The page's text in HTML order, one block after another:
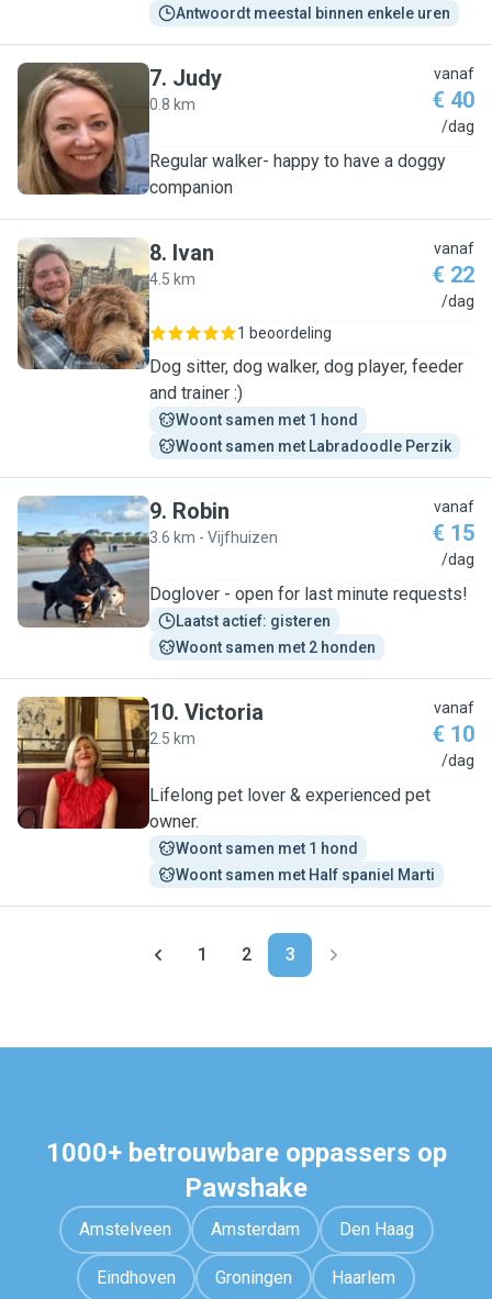
Antwoordt meestal binnen enkele uren
J
7. Judy
0.8 km
vanaf
€ 40
/dag
Regular walker- happy to have a doggy
companion
I
8. Ivan
4.5 km
vanaf
€ 22
/dag
1 beoordeling
Dog sitter, dog walker, dog player, feeder
and trainer :)
Woont samen met 1 hond
Woont samen met Labradoodle Perzik
R
9. Robin
3.6 km - Vijfhuizen
vanaf
€ 15
/dag
Doglover - open for last minute requests!
Laatst actief: gisteren
Woont samen met 2 honden
V
10. Victoria
2.5 km
vanaf
€ 10
/dag
Lifelong pet lover & experienced pet
owner.
Woont samen met 1 hond
Woont samen met Half spaniel Marti
1 2 3
1000+ betrouwbare oppassers op
Pawshake
Amstelveen Amsterdam Den Haag
Eindhoven Groningen Haarlem